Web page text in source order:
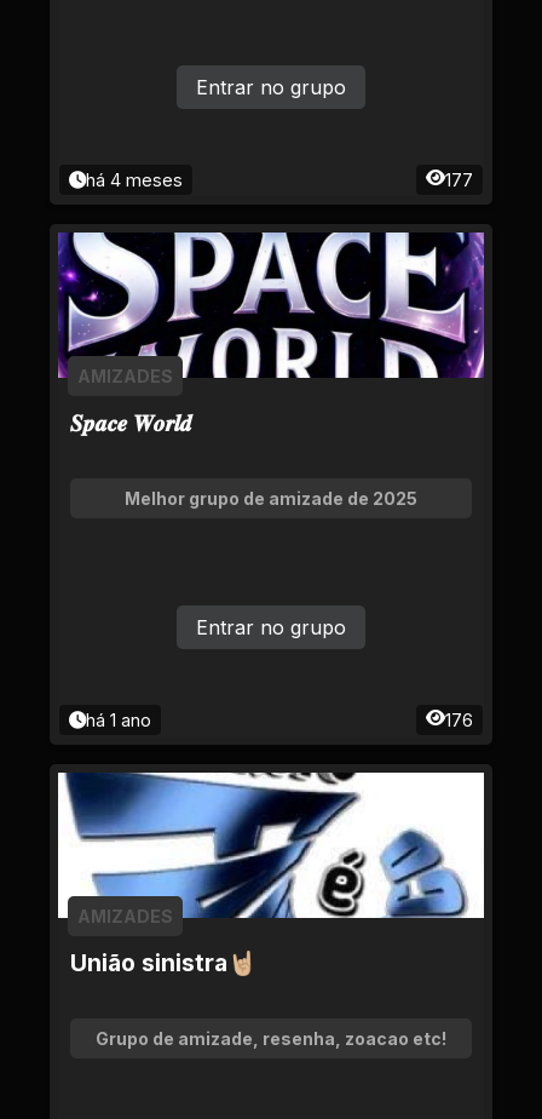
há 4 meses 177
Entrar no grupo
𝑺𝒑𝒂𝒄𝒆 𝑾𝒐𝒓𝒍𝒅
AMIZADES
Melhor grupo de amizade de 2025
há 1 ano 176
Entrar no grupo
União sinistra🤘🏼
AMIZADES
Grupo de amizade, resenha, zoacao etc!